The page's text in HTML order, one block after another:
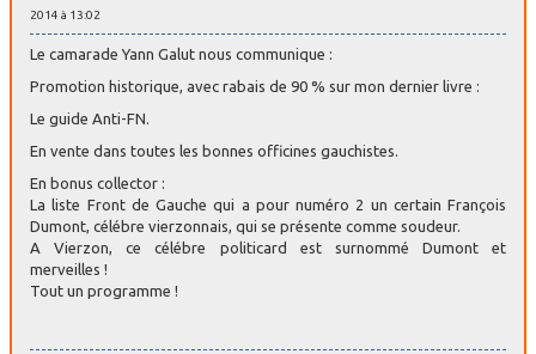
2014 à 13:02
Le camarade Yann Galut nous communique :
Promotion historique, avec rabais de 90 % sur mon dernier livre :
Le guide Anti-FN.
En vente dans toutes les bonnes officines gauchistes.
En bonus collector :
La liste Front de Gauche qui a pour numéro 2 un certain François
Dumont, célébre vierzonnais, qui se présente comme soudeur.
A Vierzon, ce célébre politicard est surnommé Dumont et
merveilles !
Tout un programme !